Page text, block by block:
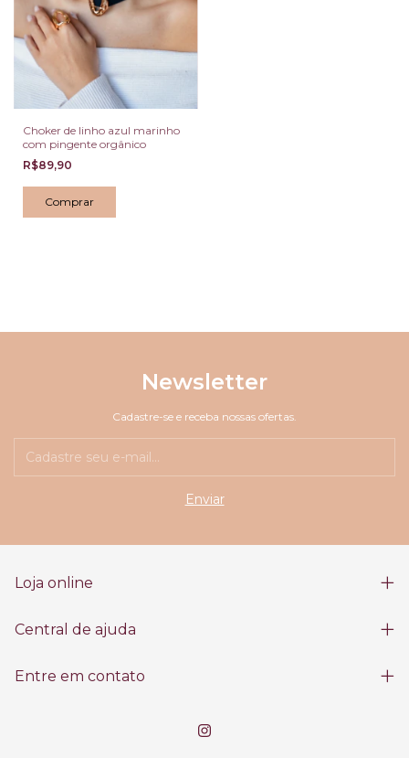
Choker de linho azul marinho
com pingente orgânico
R$89,90
Newsletter
Cadastre-se e receba nossas ofertas.
Loja online
Central de ajuda
Entre em contato